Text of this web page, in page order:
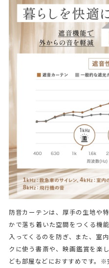
防音カーテンは、厚手の生地や
かで落ち着いた空間をつくる機
入ってくるのを防ぎ、また、室
クに使う書斎や、映画鑑賞を楽
ども部屋などにおすすめです。※